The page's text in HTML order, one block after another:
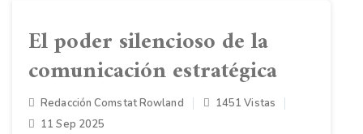
El poder silencioso de la
comunicación estratégica
Redacción Comstat Rowland
1451 Vistas
11 Sep 2025